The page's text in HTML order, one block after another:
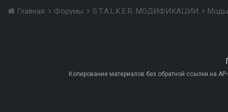
Главная Форумы S.T.A.L.K.E.R. МОДИФИКАЦИИ
Копирование материалов без обратной ссылки на